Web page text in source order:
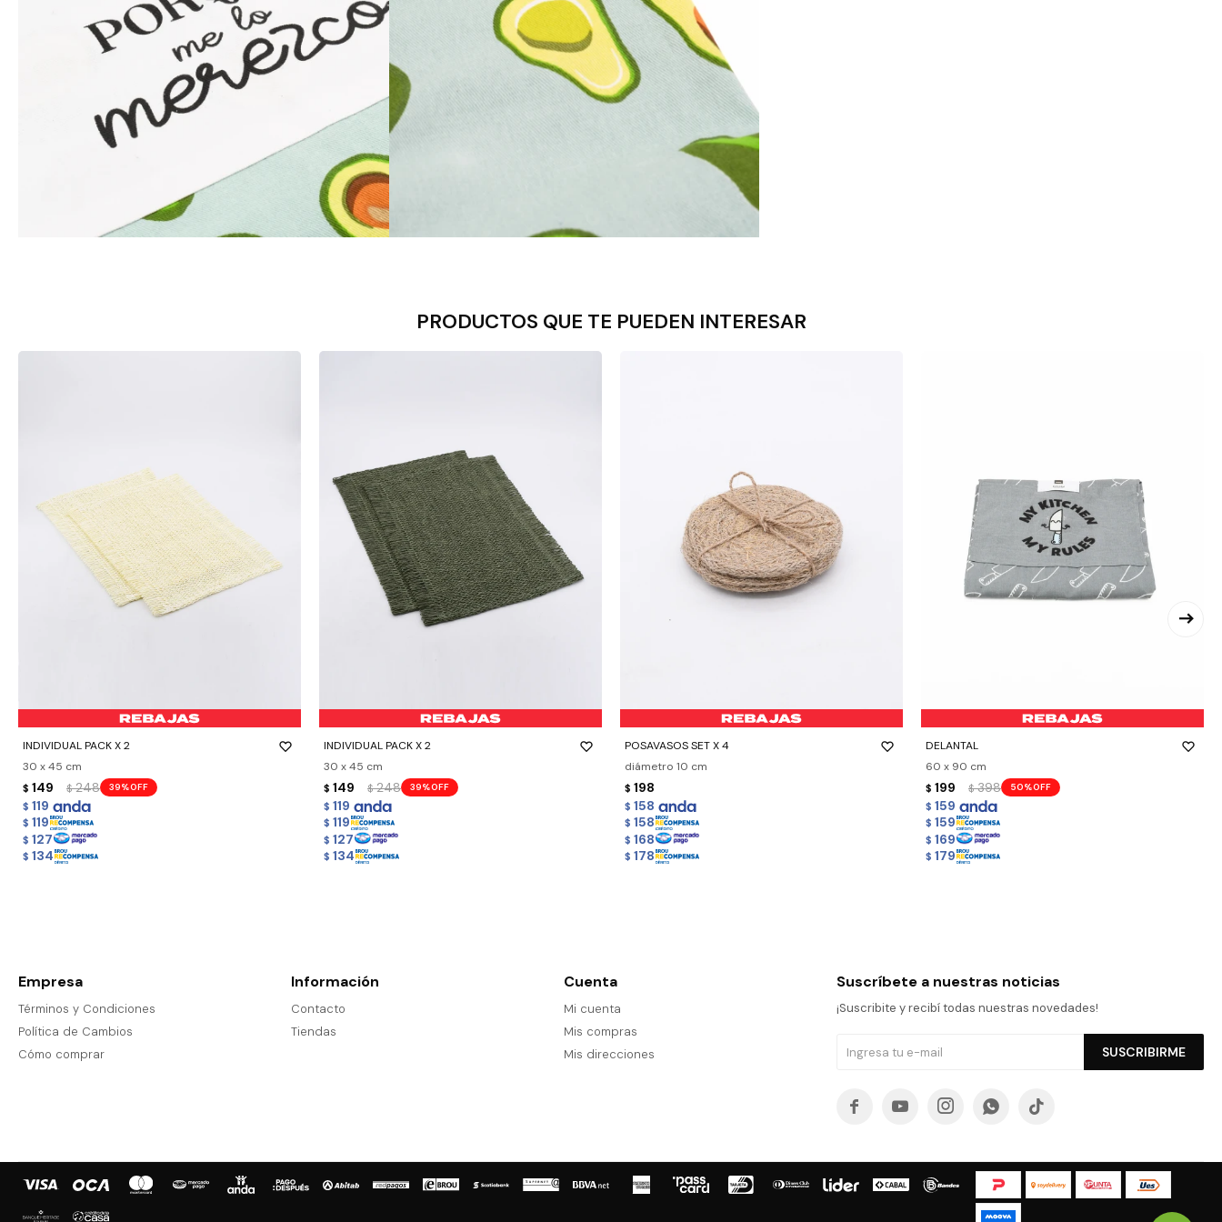
PRODUCTOS QUE TE PUEDEN INTERESAR
INDIVIDUAL PACK X 2
30 x 45 cm
$ 149 $ 248 39
$ 119
$ 119
$ 127
$ 134
- +
INDIVIDUAL PACK X 2
30 x 45 cm
$ 149 $ 248 39
$ 119
$ 119
$ 127
$ 134
- +
POSAVASOS SET X 4
diámetro 10 cm
$ 198
$ 158
$ 158
$ 168
$ 178
- +
DELANTAL
60 x 90 cm
$ 199 $ 398 50
$ 159
$ 159
$ 169
$ 179
- +
Empresa
Términos y Condiciones
Política de Cambios
Cómo comprar
Información
Contacto
Tiendas
Cuenta
Mi cuenta
Mis compras
Mis direcciones
Suscríbete a nuestras noticias
¡Suscribite y recibí todas nuestras novedades!
SUSCRIBIRME
    